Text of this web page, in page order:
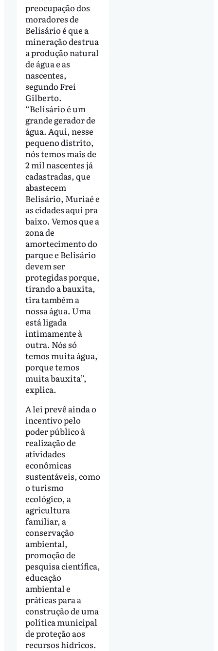
preocupação dos
moradores de
Belisário é que a
mineração destrua
a produção natural
de água e as
nascentes,
segundo Frei
Gilberto.
“Belisário é um
grande gerador de
água. Aqui, nesse
pequeno distrito,
nós temos mais de
2 mil nascentes já
cadastradas, que
abastecem
Belisário, Muriaé e
as cidades aqui pra
baixo. Vemos que a
zona de
amortecimento do
parque e Belisário
devem ser
protegidas porque,
tirando a bauxita,
tira também a
nossa água. Uma
está ligada
intimamente à
outra. Nós só
temos muita água,
porque temos
muita bauxita”,
explica.
A lei prevê ainda o
incentivo pelo
poder público à
realização de
atividades
econômicas
sustentáveis, como
o turismo
ecológico, a
agricultura
familiar, a
conservação
ambiental,
promoção de
pesquisa científica,
educação
ambiental e
práticas para a
construção de uma
política municipal
de proteção aos
recursos hídricos.